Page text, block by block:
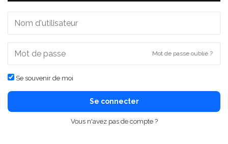
Mot de passe oublié ?
Se souvenir de moi
Se connecter
Vous n'avez pas de compte ?